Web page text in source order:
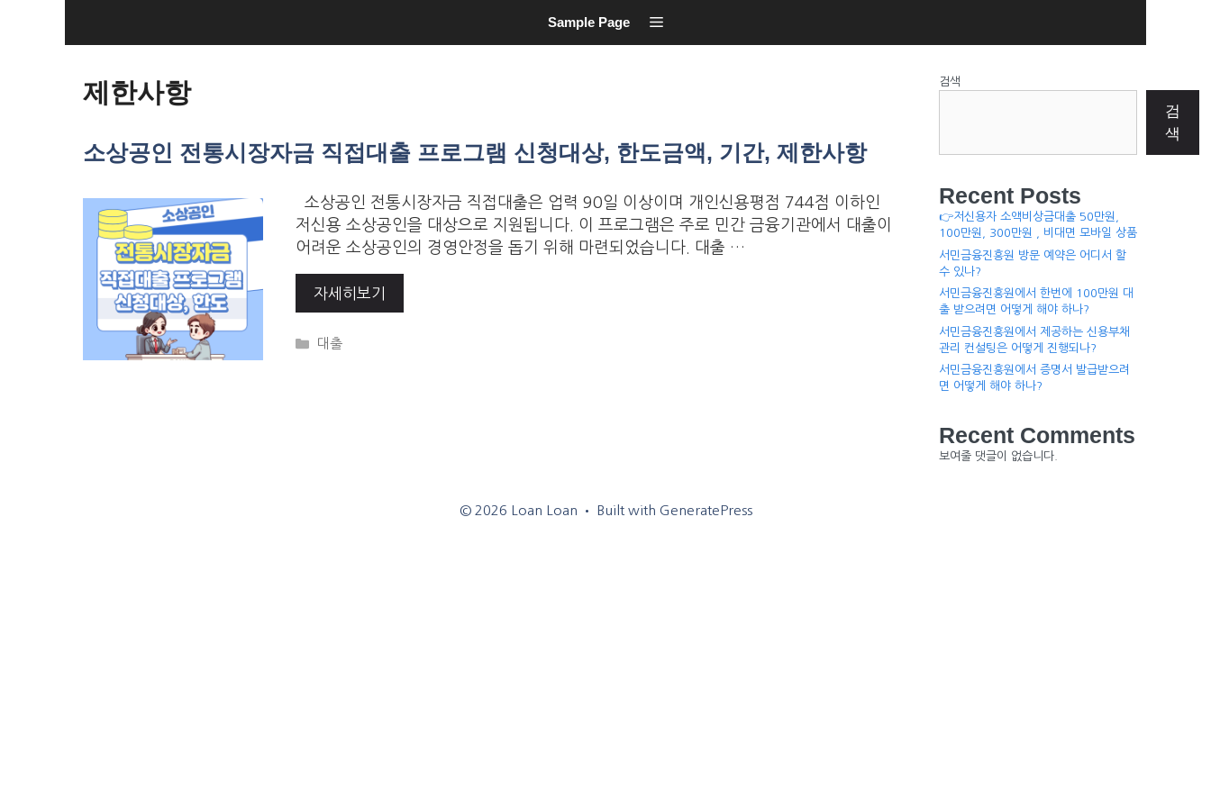
Sample Page
제한사항
소상공인 전통시장자금 직접대출 프로그램 신청대상, 한도금액, 기간, 제한사항
소상공인 전통시장자금 직접대출은 업력 90일 이상이며 개인신용평점 744점 이하인
저신용 소상공인을 대상으로 지원됩니다. 이 프로그램은 주로 민간 금융기관에서 대출이
어려운 소상공인의 경영안정을 돕기 위해 마련되었습니다. 대출 …
자세히보기
Categories
대출
검색
검
색
Recent Posts
👉저신용자 소액비상금대출 50만원,
100만원, 300만원 , 비대면 모바일 상품
서민금융진흥원 방문 예약은 어디서 할
수 있나?
서민금융진흥원에서 한번에 100만원 대
출 받으려면 어떻게 해야 하나?
서민금융진흥원에서 제공하는 신용부채
관리 컨설팅은 어떻게 진행되나?
서민금융진흥원에서 증명서 발급받으려
면 어떻게 해야 하나?
Recent Comments
보여줄 댓글이 없습니다.
© 2026 Loan Loan • Built with GeneratePress